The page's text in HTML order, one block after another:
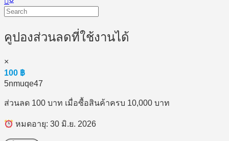
คูปองส่วนลดที่ใช้งานได้
×
100 ฿
5nmuqe47
ส่วนลด 100 บาท เมื่อซื้อสินค้าครบ 10,000 บาท
หมดอายุ: 30 มิ.ย. 2026